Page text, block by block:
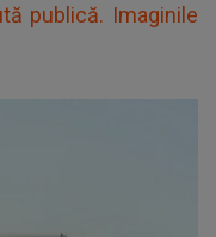
publică. Imaginile